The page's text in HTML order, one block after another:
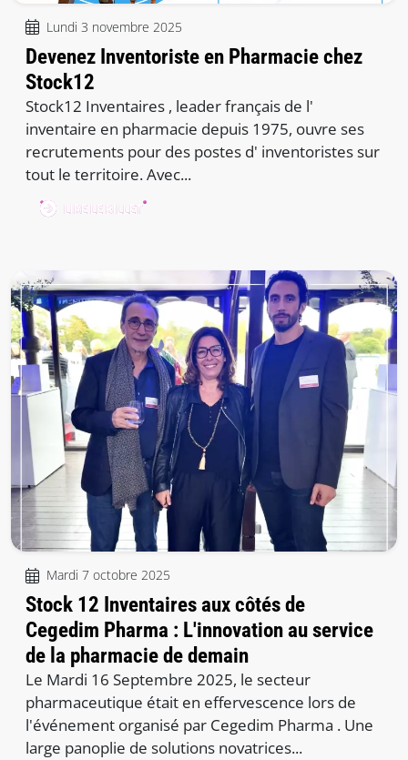
Lundi 3 novembre 2025
Devenez Inventoriste en Pharmacie chez
Stock12
Stock12 Inventaires , leader français de l'
inventaire en pharmacie depuis 1975, ouvre ses
recrutements pour des postes d' inventoristes sur
tout le territoire. Avec...
LIRE LE BILLET
Mardi 7 octobre 2025
Stock 12 Inventaires aux côtés de
Cegedim Pharma : L'innovation au service
de la pharmacie de demain
Le Mardi 16 Septembre 2025, le secteur
pharmaceutique était en effervescence lors de
l'événement organisé par Cegedim Pharma . Une
large panoplie de solutions novatrices...